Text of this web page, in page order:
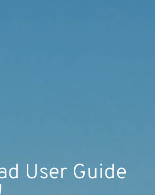
User Guide